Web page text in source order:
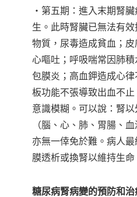
‧第五期：進入末期腎
生。此時腎臟已無法有
物質，尿毒造成貧血；
心嘔吐；呼吸喘常因肺
包膜炎；高血鉀造成心
板功能不張導致出血不
意識模糊。可以說：腎
（腦、心、肺、胃腸、
亦無一倖免於難。病人
膜透析或換腎以維持生命
糖尿病腎病變的預防和治